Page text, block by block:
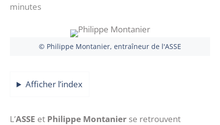
minutes
© Philippe Montanier, entraîneur de l'ASSE
Afficher l’index
‎L’ASSE et Philippe Montanier se retrouvent